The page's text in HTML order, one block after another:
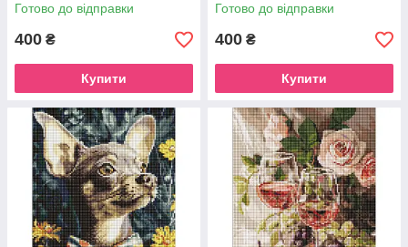
Готово до відправки
400 ₴
Купити
Готово до відправки
400 ₴
Купити